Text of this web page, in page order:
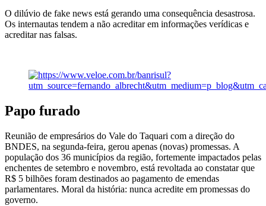
O dilúvio de fake news está gerando uma consequência desastrosa.
Os internautas tendem a não acreditar em informações verídicas e
acreditar nas falsas.
Papo furado
Reunião de empresários do Vale do Taquari com a direção do
BNDES, na segunda-feira, gerou apenas (novas) promessas. A
população dos 36 municípios da região, fortemente impactados pelas
enchentes de setembro e novembro, está revoltada ao constatar que
R$ 5 bilhões foram destinados ao pagamento de emendas
parlamentares. Moral da história: nunca acredite em promessas do
governo.